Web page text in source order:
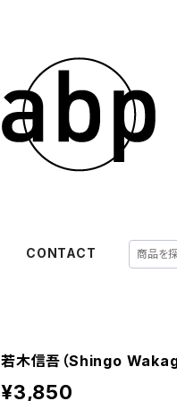
CONTACT
若木信吾（Shingo
¥3,850